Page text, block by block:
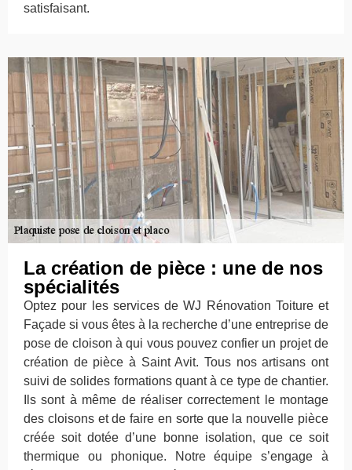
satisfaisant.
La création de pièce : une de nos
spécialités
Optez pour les services de WJ Rénovation Toiture et
Façade si vous êtes à la recherche d’une entreprise de
pose de cloison à qui vous pouvez confier un projet de
création de pièce à Saint Avit. Tous nos artisans ont
suivi de solides formations quant à ce type de chantier.
Ils sont à même de réaliser correctement le montage
des cloisons et de faire en sorte que la nouvelle pièce
créée soit dotée d’une bonne isolation, que ce soit
thermique ou phonique. Notre équipe s’engage à